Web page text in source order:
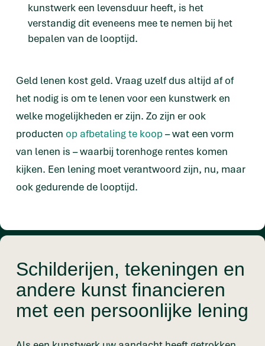
kunstwerk een levensduur heeft, is het
verstandig dit eveneens mee te nemen bij het
bepalen van de looptijd.
Geld lenen kost geld. Vraag uzelf dus altijd af of
het nodig is om te lenen voor een kunstwerk en
welke mogelijkheden er zijn. Zo zijn er ook
producten op afbetaling te koop– wat een vorm
van lenen is – waarbij torenhoge rentes komen
kijken. Een lening moet verantwoord zijn, nu, maar
ook gedurende de looptijd.
Schilderijen, tekeningen en
andere kunst financieren
met een persoonlijke lening